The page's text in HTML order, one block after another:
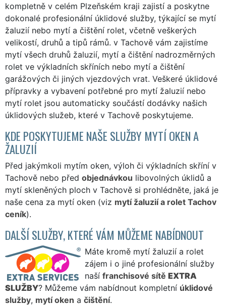
kompletně v celém Plzeňském kraji zajistí a poskytne
dokonalé profesionální úklidové služby, týkající se mytí
žaluzií nebo mytí a čištění rolet, včetně veškerých
velikostí, druhů a tipů rámů. v Tachově vám zajistíme
mytí všech druhů žaluzií, mytí a čištění nadrozměrných
rolet ve výkladních skříních nebo mytí a čištění
garážových či jiných vjezdových vrat. Veškeré úklidové
přípravky a vybavení potřebné pro mytí žaluzií nebo
mytí rolet jsou automaticky součástí dodávky našich
úklidových služeb, které v Tachově poskytujeme.
KDE POSKYTUJEME NAŠE SLUŽBY MYTÍ OKEN A
ŽALUZIÍ
Před jakýmkoli mytím oken, výloh či výkladních skříní v
Tachově nebo před objednávkou libovolných úklidů a
mytí skleněných ploch v Tachově si prohlédněte, jaká je
naše cena za mytí oken (viz mytí žaluzií a rolet Tachov
ceník).
DALŠÍ SLUŽBY, KTERÉ VÁM MŮŽEME NABÍDNOUT
Máte kromě mytí žaluzií a rolet
zájem i o jiné profesionální služby
naší franchisové sítě EXTRA
SLUŽBY? Můžeme vám nabídnout kompletní úklidové
služby, mytí oken a čištění.